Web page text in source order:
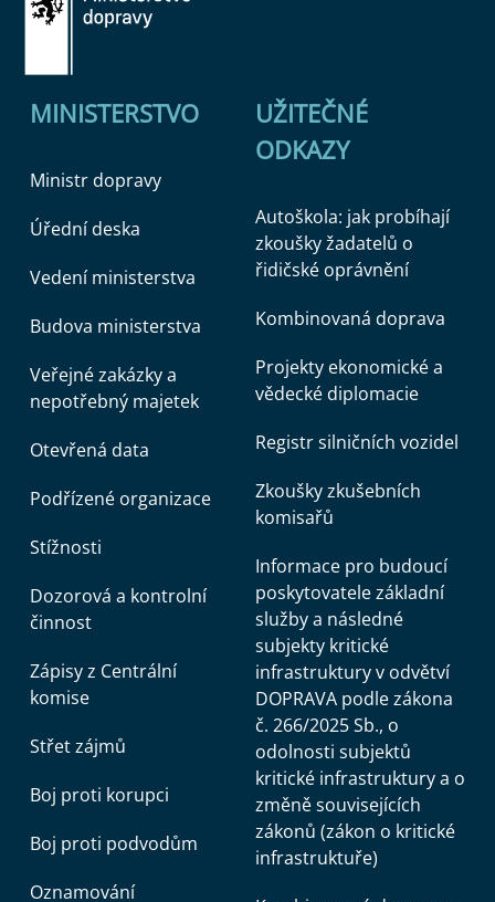
MINISTERSTVO
Ministr dopravy
Úřední deska
Vedení ministerstva
Budova ministerstva
Veřejné zakázky a
nepotřebný majetek
Otevřená data
Podřízené organizace
Stížnosti
Dozorová a kontrolní
činnost
Zápisy z Centrální
komise
Střet zájmů
Boj proti korupci
Boj proti podvodům
Oznamování
UŽITEČNÉ
ODKAZY
Autoškola: jak probíhají
zkoušky žadatelů o
řidičské oprávnění
Kombinovaná doprava
Projekty ekonomické a
vědecké diplomacie
Registr silničních vozidel
Zkoušky zkušebních
komisařů
Informace pro budoucí
poskytovatele základní
služby a následné
subjekty kritické
infrastruktury v odvětví
DOPRAVA podle zákona
č. 266/2025 Sb., o
odolnosti subjektů
kritické infrastruktury a o
změně souvisejících
zákonů (zákon o kritické
infrastruktuře)